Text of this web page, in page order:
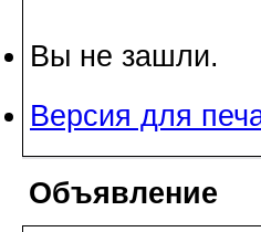
Вы не зашли.
Версия для
Объявление